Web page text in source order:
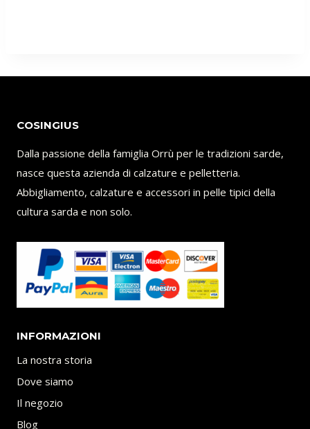
COSINGIUS
Dalla passione della famiglia Orrù per le tradizioni sarde,
nasce questa azienda di calzature e pelletteria.
Abbigliamento, calzature e accessori in pelle tipici della
cultura sarda e non solo.
INFORMAZIONI
La nostra storia
Dove siamo
Il negozio
Blog